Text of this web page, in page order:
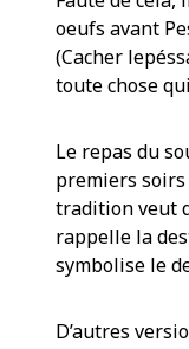
oeufs avant
(Cacher
toute chose
Le repas du
premiers soirs
tradition veut
rappelle la
symbolise le
D’autres